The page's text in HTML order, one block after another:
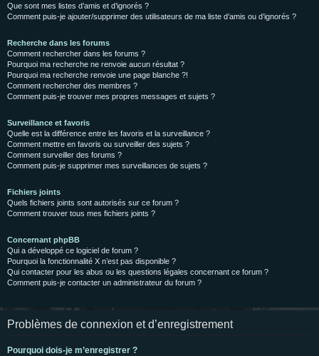
Que sont mes listes d’amis et d’ignorés ?
Comment puis-je ajouter/supprimer des utilisateurs de ma liste d’amis ou d’ignorés ?
Recherche dans les forums
Comment rechercher dans les forums ?
Pourquoi ma recherche ne renvoie aucun résultat ?
Pourquoi ma recherche renvoie une page blanche ?!
Comment rechercher des membres ?
Comment puis-je trouver mes propres messages et sujets ?
Surveillance et favoris
Quelle est la différence entre les favoris et la surveillance ?
Comment mettre en favoris ou surveiller des sujets ?
Comment surveiller des forums ?
Comment puis-je supprimer mes surveillances de sujets ?
Fichiers joints
Quels fichiers joints sont autorisés sur ce forum ?
Comment trouver tous mes fichiers joints ?
Concernant phpBB
Qui a développé ce logiciel de forum ?
Pourquoi la fonctionnalité X n’est pas disponible ?
Qui contacter pour les abus ou les questions légales concernant ce forum ?
Comment puis-je contacter un administrateur du forum ?
Problèmes de connexion et d’enregistrement
Pourquoi dois-je m’enregistrer ?